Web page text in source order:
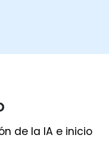
de la IA e inicio